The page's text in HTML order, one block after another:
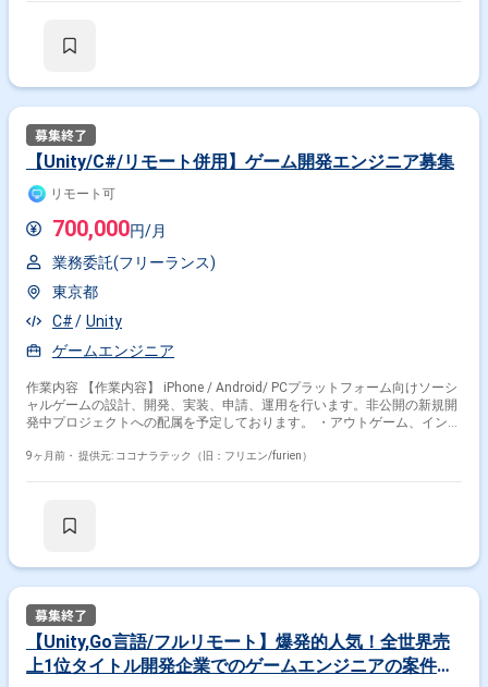
【Unity/C#/リモート併用】ゲーム開発エンジニア募集
リモート可
700,000円/月
業務委託(フリーランス)
東京都
C#
Unity
ゲームエンジニア
作業内容 【作業内容】 iPhone / Android/ PCプラットフォーム向けソーシ
ャルゲームの設計、開発、実装、申請、運用を行います。非公開の新規開
発中プロジェクトへの配属を予定しております。 ・アウトゲーム、インゲ
規実装および改修 ・アウトゲーム、インゲーム機能部分の量産設計および
を追求できる方 ・チームワークを重んじる方 ・ゲームシステムを理解し
9ヶ月前・ 提供元: ココナラテック（旧：フリエン/furien）
【Unity,Go言語/フルリモート】爆発的人気！全世界売
上1位タイトル開発企業でのゲームエンジニアの案件・
Unity × ゲームエンジンプログラマ
業界で絞り込む
Unity × ソーシャルゲーム
特徴で絞り込む
Unity × 副業 Unity × 在宅・リモート